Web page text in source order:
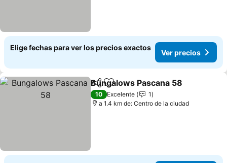
Elige fechas para ver los precios exactos
Ver precios
CompartirAgregar a favoritos
Bungalows Pascana 58
10 Excelente
1
a 1.4 km de: Centro de la ciudad